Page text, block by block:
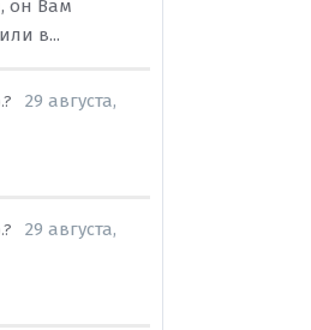
он Вам
в...
29 августа,
29 августа,